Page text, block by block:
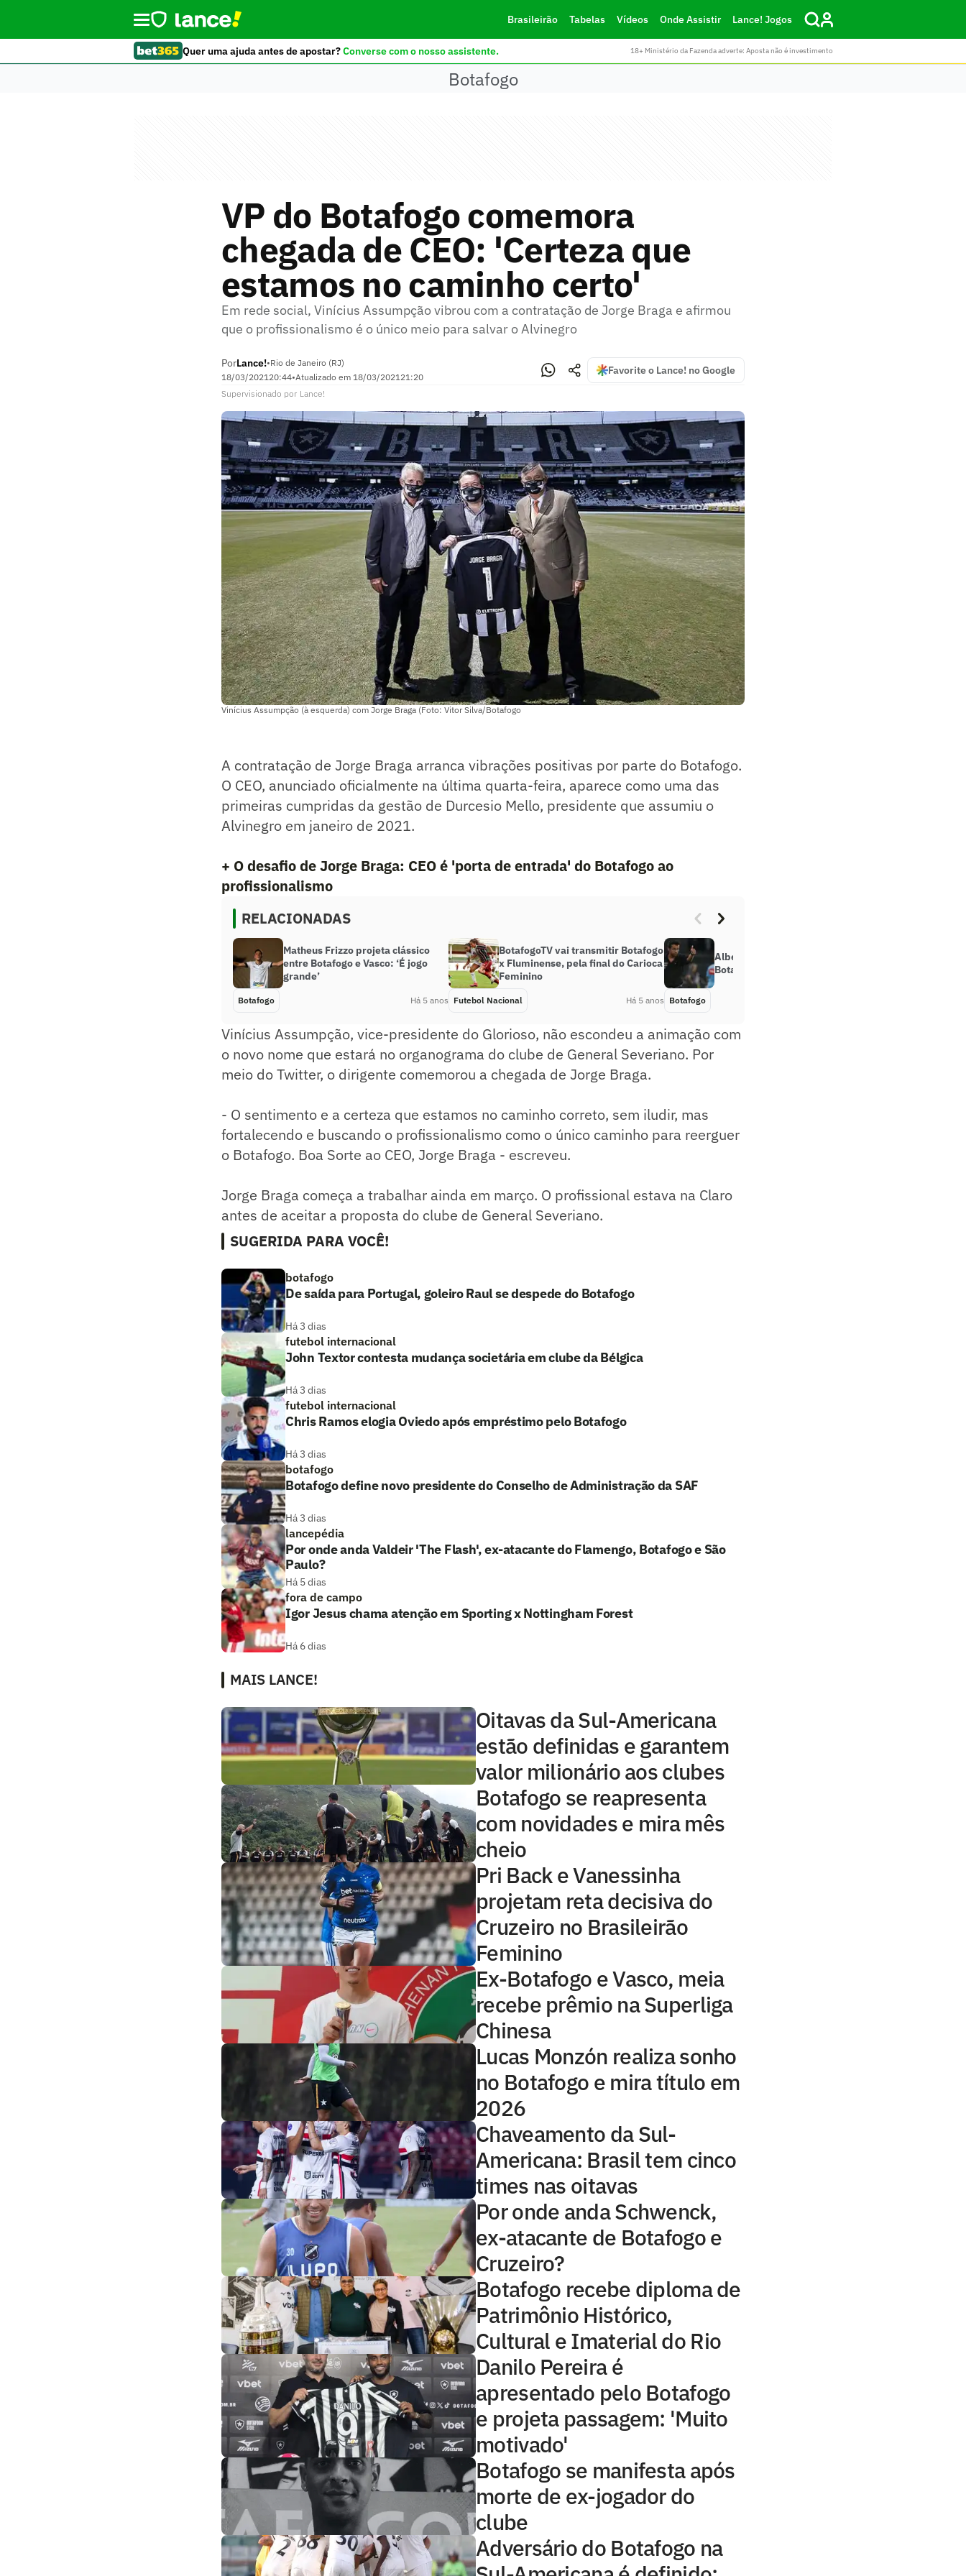
Brasileirão Tabelas Vídeos Onde Assistir Lance! Jogos
Quer uma ajuda antes de apostar?Converse com o nosso assistente. 18+ Ministério da Fazenda adverte: Aposta não é investimento
Botafogo
VP do Botafogo comemora
chegada de CEO: 'Certeza que
estamos no caminho certo'
Em rede social, Vinícius Assumpção vibrou com a contratação de Jorge Braga e afirmou
que o profissionalismo é o único meio para salvar o Alvinegro
PorLance!•Rio de Janeiro (RJ)
18/03/202120:44•Atualizado em 18/03/202121:20
Favorite o Lance! no Google
Supervisionado por Lance!
Vinícius Assumpção (à esquerda) com Jorge Braga (Foto: Vitor Silva/Botafogo
A contratação de Jorge Braga arranca vibrações positivas por parte do Botafogo.
O CEO, anunciado oficialmente na última quarta-feira, aparece como uma das
primeiras cumpridas da gestão de Durcesio Mello, presidente que assumiu o
Alvinegro em janeiro de 2021.
+ O desafio de Jorge Braga: CEO é 'porta de entrada' do Botafogo ao
profissionalismo
RELACIONADAS
Matheus Frizzo projeta clássico
entre Botafogo e Vasco: ‘É jogo
grande’
Botafogo Há 5 anos
BotafogoTV vai transmitir Botafogo
x Fluminense, pela final do Carioca
Feminino
Futebol Nacional Há 5 anos
Alberto Valentim revela que
Botafogo ainda lhe deve dinheiro
Botafogo
Vinícius Assumpção, vice-presidente do Glorioso, não escondeu a animação com
o novo nome que estará no organograma do clube de General Severiano. Por
meio do Twitter, o dirigente comemorou a chegada de Jorge Braga.
- O sentimento e a certeza que estamos no caminho correto, sem iludir, mas
fortalecendo e buscando o profissionalismo como o único caminho para reerguer
o Botafogo. Boa Sorte ao CEO, Jorge Braga - escreveu.
Jorge Braga começa a trabalhar ainda em março. O profissional estava na Claro
antes de aceitar a proposta do clube de General Severiano.
SUGERIDA PARA VOCÊ!
botafogo
De saída para Portugal, goleiro Raul se despede do Botafogo
Há 3 dias
futebol internacional
John Textor contesta mudança societária em clube da Bélgica
Há 3 dias
futebol internacional
Chris Ramos elogia Oviedo após empréstimo pelo Botafogo
Há 3 dias
botafogo
Botafogo define novo presidente do Conselho de Administração da SAF
Há 3 dias
lancepédia
Por onde anda Valdeir 'The Flash', ex-atacante do Flamengo, Botafogo e São
Paulo?
Há 5 dias
fora de campo
Igor Jesus chama atenção em Sporting x Nottingham Forest
Há 6 dias
MAIS LANCE!
Oitavas da Sul-Americana
estão definidas e garantem
valor milionário aos clubes
Botafogo se reapresenta
com novidades e mira mês
cheio
Pri Back e Vanessinha
projetam reta decisiva do
Cruzeiro no Brasileirão
Feminino
Ex-Botafogo e Vasco, meia
recebe prêmio na Superliga
Chinesa
Lucas Monzón realiza sonho
no Botafogo e mira título em
2026
Chaveamento da Sul-
Americana: Brasil tem cinco
times nas oitavas
Por onde anda Schwenck,
ex-atacante de Botafogo e
Cruzeiro?
Botafogo recebe diploma de
Patrimônio Histórico,
Cultural e Imaterial do Rio
Danilo Pereira é
apresentado pelo Botafogo
e projeta passagem: 'Muito
motivado'
Botafogo se manifesta após
morte de ex-jogador do
clube
Adversário do Botafogo na